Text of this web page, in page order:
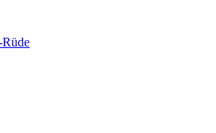
Rüde